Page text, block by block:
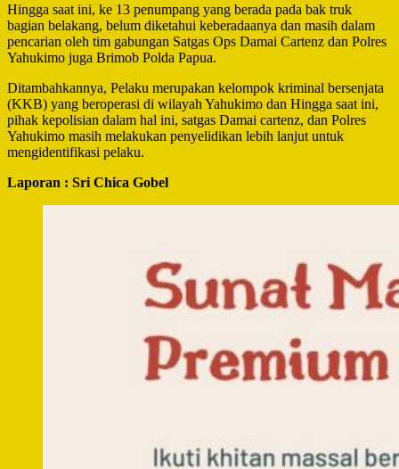
Hingga saat ini, ke 13 penumpang yang berada pada bak truk
bagian belakang, belum diketahui keberadaanya dan masih dalam
pencarian oleh tim gabungan Satgas Ops Damai Cartenz dan Polres
Yahukimo juga Brimob Polda Papua.
Ditambahkannya, Pelaku merupakan kelompok kriminal bersenjata
(KKB) yang beroperasi di wilayah Yahukimo dan Hingga saat ini,
pihak kepolisian dalam hal ini, satgas Damai cartenz, dan Polres
Yahukimo masih melakukan penyelidikan lebih lanjut untuk
mengidentifikasi pelaku.
Laporan : Sri Chica Gobel